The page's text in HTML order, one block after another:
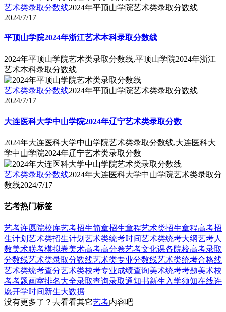
艺术类录取分数线2024年平顶山学院艺术类录取分数线
2024/7/17
平顶山学院2024年浙江艺术本科录取分数线
2024年平顶山学院艺术类录取分数线,平顶山学院2024年浙江
艺术本科录取分数线
艺术类录取分数线2024年平顶山学院艺术类录取分数线
2024/7/17
大连医科大学中山学院2024年辽宁艺术类录取分数
2024年大连医科大学中山学院艺术类录取分数线,大连医科大
学中山学院2024年辽宁艺术类录取分数
艺术类录取分数线2024年大连医科大学中山学院艺术类录取分
数线2024/7/17
艺考热门标签
艺考许愿院校库艺考招生简章招生章程艺术类招生章程高考招
生计划 艺术类招生计划 艺术类统考时间艺术类统考大纲艺考人
数美术联考模拟卷美术高考高分卷艺考文化课各院校高考录取
分数线艺术类录取分数线艺术类专业分数线艺术类统考合格线
艺术类统考查分艺术类校考专业成绩查询美术统考考题美术校
考考题画室排名大全录取查询录取通知书新生入学须知在线许
愿开学时间新生大数据
没有更多了？去看看其它艺考内容吧